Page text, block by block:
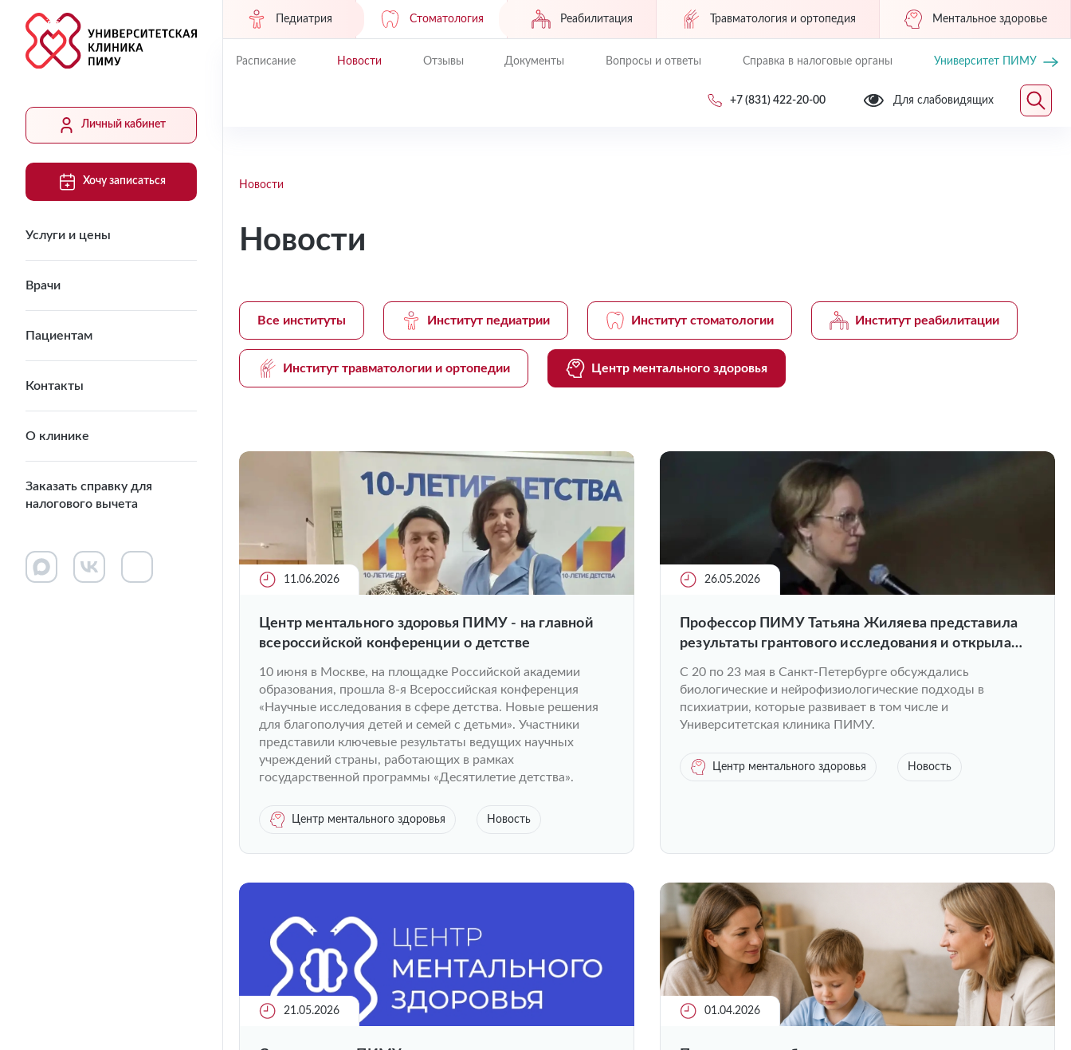
Личный кабинет
Хочу записаться
Услуги и цены
Врачи
Пациентам
Контакты
О клинике
Заказать справку для
налогового вычета
Педиатрия Стоматология Реабилитация Травматология и ортопедия Ментальное здоровье
Расписание Новости Отзывы Документы Вопросы и ответы Справка в налоговые органы Университет ПИМУ
+7 (831) 422-20-00 Для слабовидящих
Новости
Новости
Все институты Институт педиатрии Институт стоматологии Институт реабилитации
Институт травматологии и ортопедии Центр ментального здоровья
11.06.2026
Центр ментального здоровья ПИМУ - на главной
всероссийской конференции о детстве
10 июня в Москве, на площадке Российской академии
образования, прошла 8-я Всероссийская конференция
«Научные исследования в сфере детства. Новые решения
для благополучия детей и семей с детьми». Участники
представили ключевые результаты ведущих научных
учреждений страны, работающих в рамках
государственной программы «Десятилетие детства».
Центр ментального здоровья Новость
26.05.2026
Профессор ПИМУ Татьяна Жиляева представила
результаты грантового исследования и открыла
секцию на XVIII Конгрессе психиатров
С 20 по 23 мая в Санкт-Петербурге обсуждались
биологические и нейрофизиологические подходы в
психиатрии, которые развивает в том числе и
Университетская клиника ПИМУ.
Центр ментального здоровья Новость
21.05.2026 01.04.2026